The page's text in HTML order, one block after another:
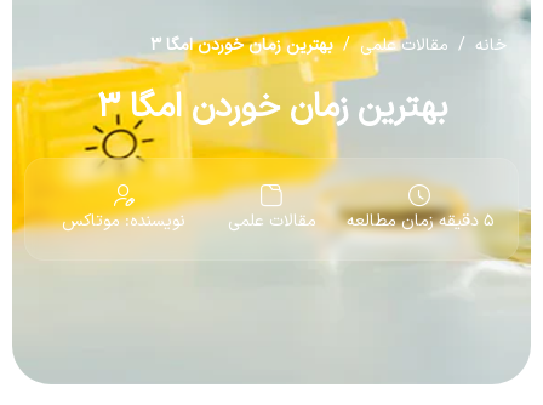
خانه / مقالات علمی / بهترین زمان خوردن امگا 3
بهترین زمان خوردن امگا 3
5 دقیقه زمان مطالعه مقالات علمی نویسنده: موتاکس